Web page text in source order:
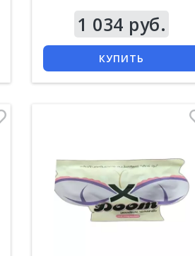
1 034 руб.
КУПИТЬ